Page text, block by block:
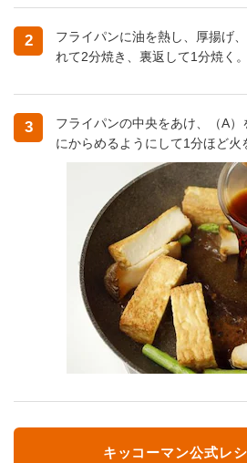
2
フライパンに油を熱し、厚揚げ
れて2分焼き、裏返して1分焼く。
3
フライパンの中央をあけ、（A
にからめるようにして1分ほど火
キッコーマン公式レ